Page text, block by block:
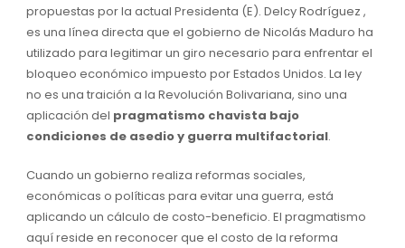
propuestas por la actual Presidenta (E). Delcy Rodríguez ,
es una línea directa que el gobierno de Nicolás Maduro ha
utilizado para legitimar un giro necesario para enfrentar el
bloqueo económico impuesto por Estados Unidos. La ley
no es una traición a la Revolución Bolivariana, sino una
aplicación del pragmatismo chavista bajo
condiciones de asedio y guerra multifactorial.
Cuando un gobierno realiza reformas sociales,
económicas o políticas para evitar una guerra, está
aplicando un cálculo de costo-beneficio. El pragmatismo
aquí reside en reconocer que el costo de la reforma